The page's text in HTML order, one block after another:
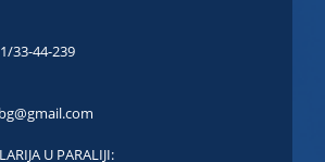
33-44-239
U PARALIJI: